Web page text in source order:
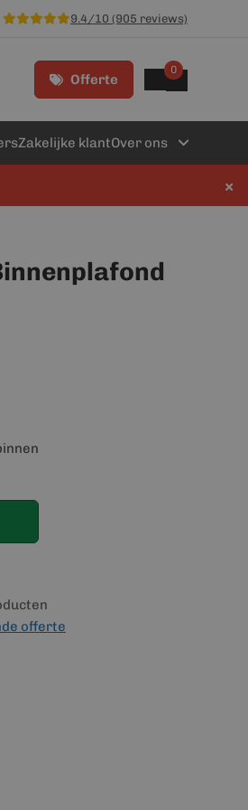
9.4/10 (905 reviews)
Offerte
0
Zakelijke klantOver ons
×
offerte